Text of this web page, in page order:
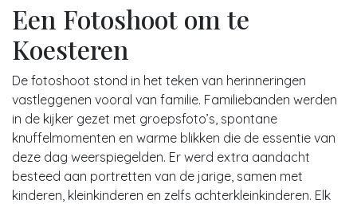
Een Fotoshoot om te
Koesteren
De fotoshoot stond in het teken van herinneringen
vastleggenen vooral van familie. Familiebanden werden
in de kijker gezet met groepsfoto’s, spontane
knuffelmomenten en warme blikken die de essentie van
deze dag weerspiegelden. Er werd extra aandacht
besteed aan portretten van de jarige, samen met
kinderen, kleinkinderen en zelfs achterkleinkinderen. Elk